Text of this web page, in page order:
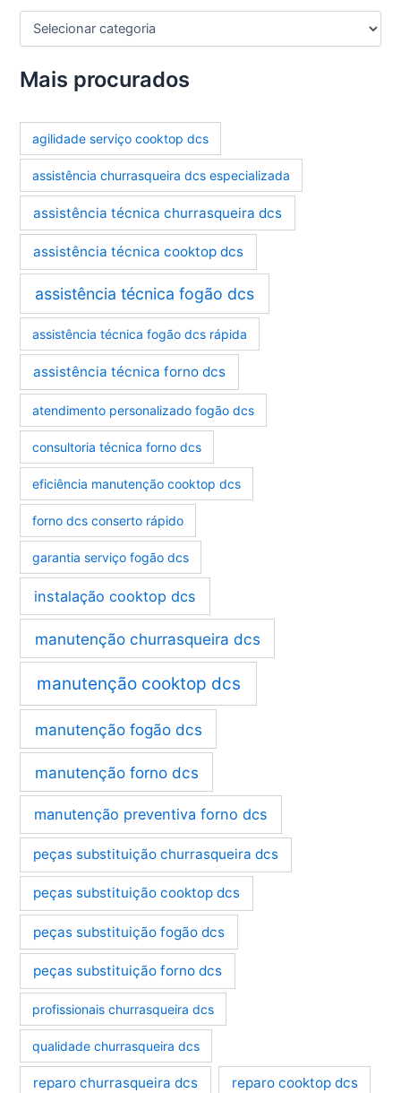
C
e
g
r
a
Mais procurados
agilidade serviço cooktop dcs
assistência churrasqueira dcs especializada
assistência técnica churrasqueira dcs
assistência técnica cooktop dcs
assistência técnica fogão dcs
assistência técnica fogão dcs rápida
assistência técnica forno dcs
atendimento personalizado fogão dcs
consultoria técnica forno dcs
eficiência manutenção cooktop dcs
forno dcs conserto rápido
garantia serviço fogão dcs
instalação cooktop dcs
manutenção churrasqueira dcs
manutenção cooktop dcs
manutenção fogão dcs
manutenção forno dcs
manutenção preventiva forno dcs
peças substituição churrasqueira dcs
peças substituição cooktop dcs
peças substituição fogão dcs
peças substituição forno dcs
profissionais churrasqueira dcs
qualidade churrasqueira dcs
reparo churrasqueira dcs reparo cooktop dcs